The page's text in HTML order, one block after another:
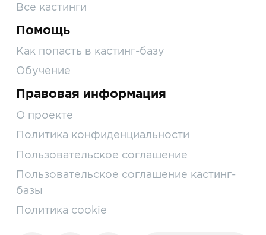
Все кастинги
Помощь
Как попасть в кастинг-базу
Обучение
Правовая информация
О проекте
Политика конфиденциальности
Пользовательское соглашение
Пользовательское соглашение кастинг-
базы
Политика cookie